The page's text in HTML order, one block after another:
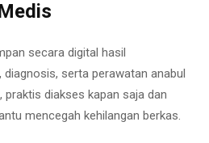
secara digital hasil
diagnosis, serta perawatan anabul
praktis diakses kapan saja dan
mencegah kehilangan berkas.